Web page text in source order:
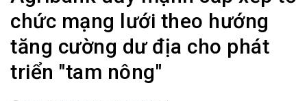
chức mạng lưới theo hướng
tăng cường dư địa cho phát
triển "tam nông"